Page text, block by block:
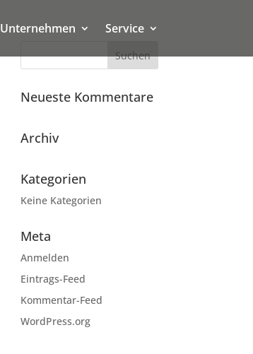
Unternehmen Service
Neueste Kommentare
Archiv
Kategorien
Keine Kategorien
Meta
Anmelden
Eintrags-Feed
Kommentar-Feed
WordPress.org